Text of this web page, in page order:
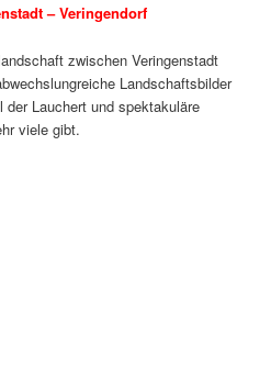
– Veringendorf
zwischen Veringenstadt
Landschaftsbilder
der Lauchert und spektakuläre
viele gibt.